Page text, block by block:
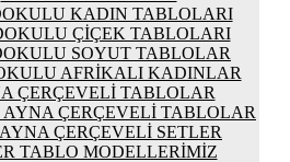
KADIN TABLOLARI
ÇIÇEK TABLOLARI
SOYUT TABLOLAR
AFRIKALI KADINLAR
ÇERÇEVELI TABLOLAR
AYNA ÇERÇEVELI TABLOLAR
AYNA ÇERÇEVELI SETLER
TABLO MODELLERIMIZ